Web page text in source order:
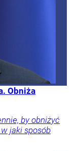
Obniża
by obniżyć
jaki sposób